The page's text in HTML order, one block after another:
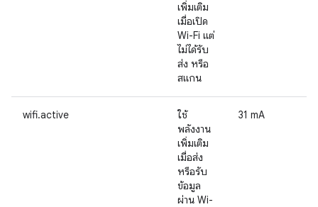
เพิ่มเติม
เมื่อเปิด
Wi-Fi แต่
ไม่ได้รับ
ส่ง หรือ
สแกน
wifi.active
ใช้
พลังงาน
เพิ่มเติม
เมื่อส่ง
หรือรับ
ข้อมูล
ผ่าน Wi-
31 mA